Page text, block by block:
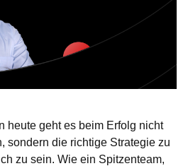
heute geht es beim Erfolg nicht
sondern die richtige Strategie zu
zu sein. Wie ein Spitzenteam,